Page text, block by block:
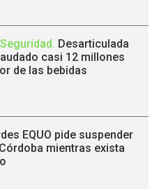
. Desarticulada
casi 12 millones
de las bebidas
EQUO pide suspender
mientras exista